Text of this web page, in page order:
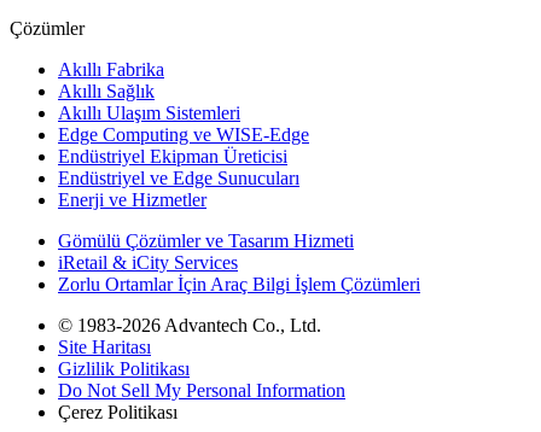
Çözümler
Akıllı Fabrika
Akıllı Sağlık
Akıllı Ulaşım Sistemleri
Edge Computing ve WISE-Edge
Endüstriyel Ekipman Üreticisi
Endüstriyel ve Edge Sunucuları
Enerji ve Hizmetler
Gömülü Çözümler ve Tasarım Hizmeti
iRetail & iCity Services
Zorlu Ortamlar İçin Araç Bilgi İşlem Çözümleri
© 1983-2026 Advantech Co., Ltd.
Site Haritası
Gizlilik Politikası
Do Not Sell My Personal Information
Çerez Politikası